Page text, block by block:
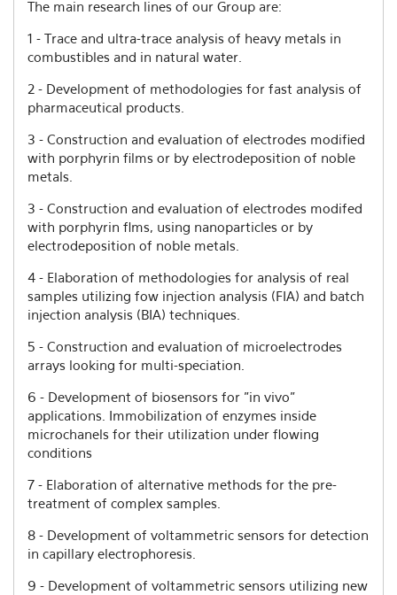
The main research lines of our Group are:
1 - Trace and ultra-trace analysis of heavy metals in
combustibles and in natural water.
2 - Development of methodologies for fast analysis of
pharmaceutical products.
3 - Construction and evaluation of electrodes modified
with porphyrin films or by electrodeposition of noble
metals.
3 - Construction and evaluation of electrodes modifed
with porphyrin flms, using nanoparticles or by
electrodeposition of noble metals.
4 - Elaboration of methodologies for analysis of real
samples utilizing fow injection analysis (FIA) and batch
injection analysis (BIA) techniques.
5 - Construction and evaluation of microelectrodes
arrays looking for multi-speciation.
6 - Development of biosensors for "in vivo"
applications. Immobilization of enzymes inside
microchanels for their utilization under flowing
conditions
7 - Elaboration of alternative methods for the pre-
treatment of complex samples.
8 - Development of voltammetric sensors for detection
in capillary electrophoresis.
9 - Development of voltammetric sensors utilizing new